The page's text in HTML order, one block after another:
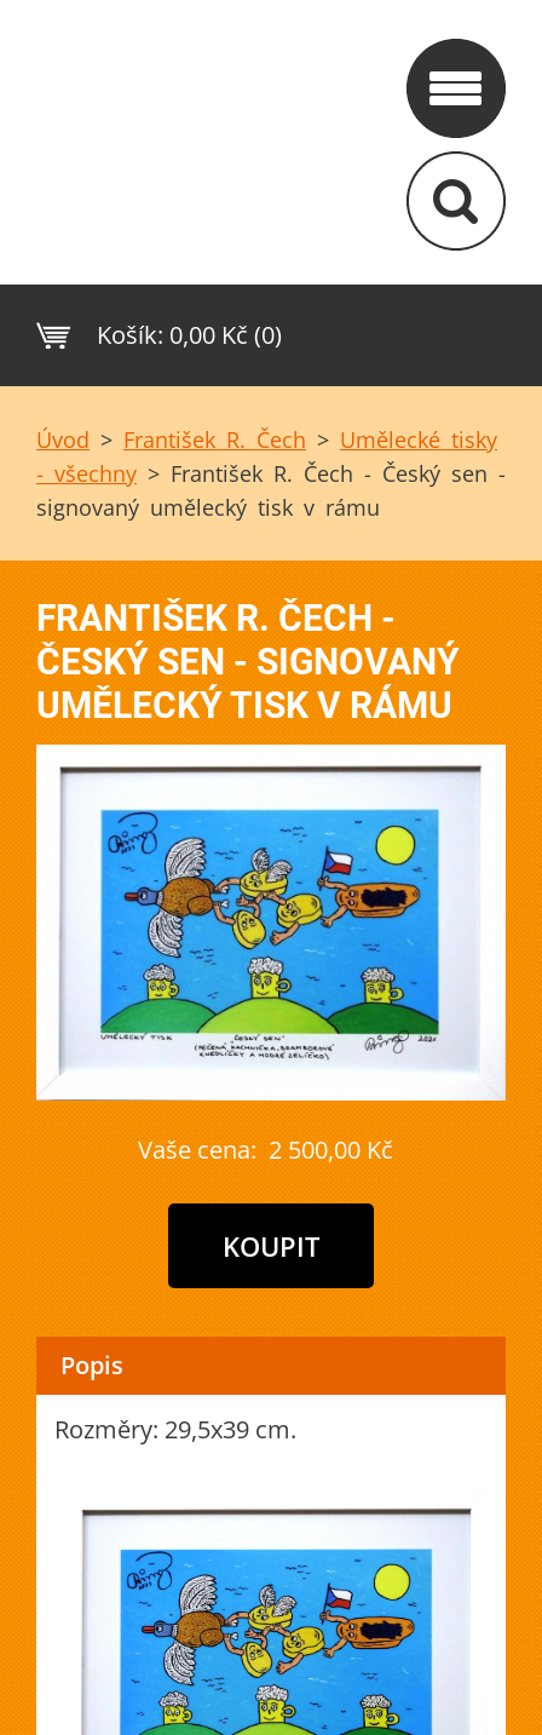
Košík: 0,00 Kč (0)
Úvod > František R. Čech > Umělecké tisky
- všechny > František R. Čech - Český sen -
signovaný umělecký tisk v rámu
FRANTIŠEK R. ČECH -
ČESKÝ SEN - SIGNOVANÝ
UMĚLECKÝ TISK V RÁMU
Vaše cena: 2 500,00 Kč
Popis
Rozměry: 29,5x39 cm.